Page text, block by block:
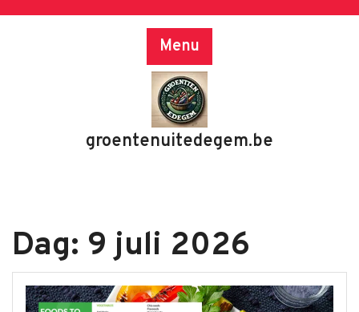
Menu
groentenuitedegem.be
Dag: 9 juli 2026